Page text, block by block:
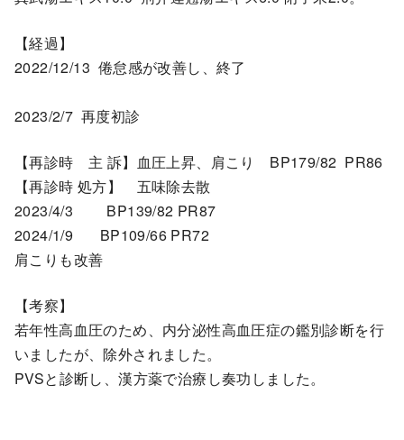
【経過】
2022/12/13 倦怠感が改善し、終了
2023/2/7 再度初診
【再診時 主 訴】血圧上昇、肩こり BP179/82 PR86
【再診時 処方】 五味除去散
2023/4/3 BP139/82 PR87
2024/1/9 BP109/66 PR72
肩こりも改善
【考察】
若年性高血圧のため、内分泌性高血圧症の鑑別診断を行
いましたが、除外されました。
PVSと診断し、漢方薬で治療し奏功しました。